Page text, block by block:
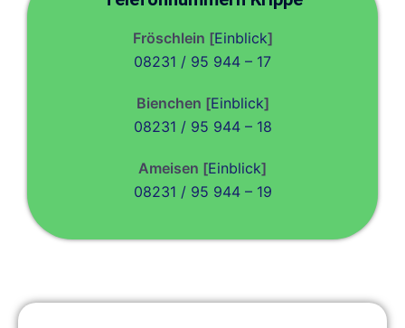
Fröschlein [Einblick]
08231 / 95 944 – 17
Bienchen [Einblick]
08231 / 95 944 – 18
Ameisen [Einblick]
08231 / 95 944 – 19